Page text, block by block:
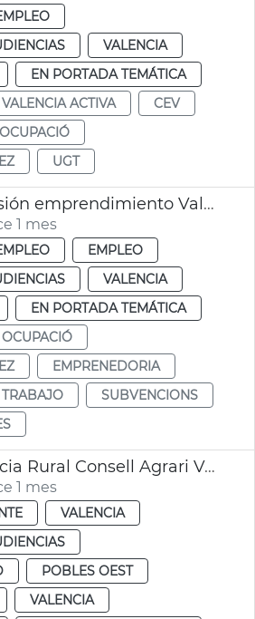
VALENCIA
EN PORTADA TEMÁTICA
VALENCIA ACTIVA
CEV
OCUPACIÓ
UGT
Ayudas inversión emprendimiento València
1 mes
EMPLEO
VALENCIA
EN PORTADA TEMÁTICA
OCUPACIÓ
EMPRENEDORIA
TRABAJO
SUBVENCIONS
Plano Vigilancia Rural Consell Agrari València
1 mes
VALENCIA
POBLES OEST
VALENCIA